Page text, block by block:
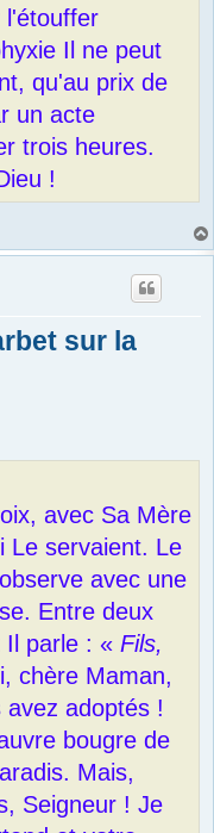
l'étouffer
Il ne peut
qu'au prix de
un acte
trois heures.
!
sur la
avec Sa Mère
Le servaient. Le
avec une
Entre deux
Il parle : « Fils,
chère Maman,
adoptés !
bougre de
Mais,
Seigneur ! Je